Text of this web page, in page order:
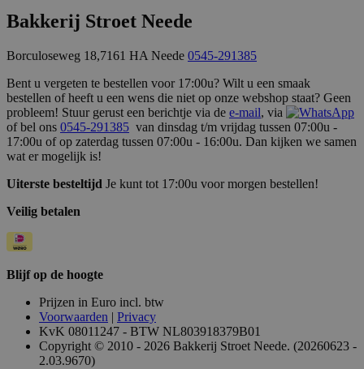
Bakkerij Stroet Neede
Borculoseweg 18,7161 HA Neede 0545-291385
Bent u vergeten te bestellen voor 17:00u? Wilt u een smaak
bestellen of heeft u een wens die niet op onze webshop staat? Geen
probleem! Stuur gerust een berichtje via de e-mail, via
of bel ons 0545-291385 van dinsdag t/m vrijdag tussen 07:00u -
17:00u of op zaterdag tussen 07:00u - 16:00u. Dan kijken we samen
wat er mogelijk is!
Uiterste besteltijd Je kunt tot 17:00u voor morgen bestellen!
Veilig betalen
Blijf op de hoogte
Prijzen in Euro incl. btw
Voorwaarden | Privacy
KvK 08011247 - BTW NL803918379B01
Copyright © 2010 - 2026 Bakkerij Stroet Neede. (20260623 -
2.03.9670)
CookieScriptConsent
CookieScript
www.bakkerijstroet.nl